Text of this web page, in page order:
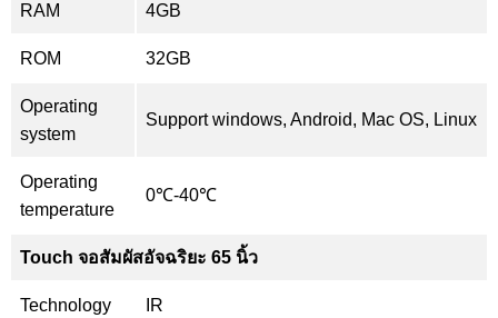
RAM 4GB
ROM 32GB
Operating
system
Support windows, Android, Mac OS, Linux
Operating
temperature
0℃-40℃
Touch จอสัมผัสอัจฉริยะ 65 นิ้ว
Technology IR